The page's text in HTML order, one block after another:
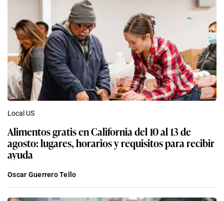
Local US
Alimentos gratis en California del 10 al 13 de
agosto: lugares, horarios y requisitos para recibir
ayuda
Oscar Guerrero Tello